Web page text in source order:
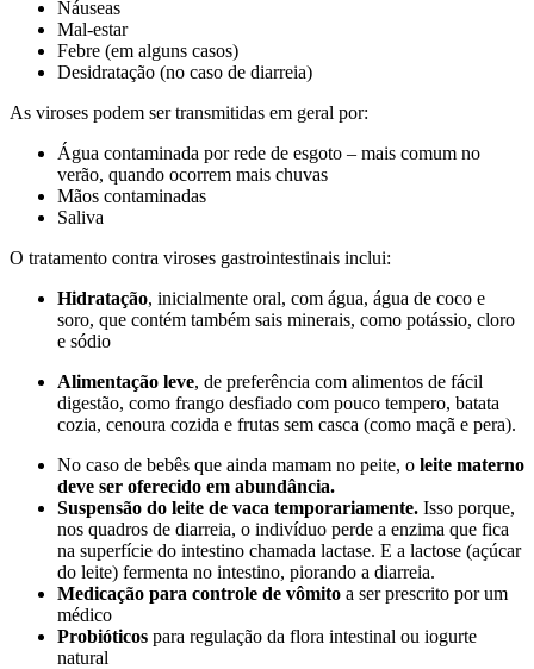
Náuseas
Mal-estar
Febre (em alguns casos)
Desidratação (no caso de diarreia)
As viroses podem ser transmitidas em geral por:
Água contaminada por rede de esgoto – mais comum no
verão, quando ocorrem mais chuvas
Mãos contaminadas
Saliva
O tratamento contra viroses gastrointestinais inclui:
Hidratação, inicialmente oral, com água, água de coco e
soro, que contém também sais minerais, como potássio, cloro
e sódio
Alimentação leve, de preferência com alimentos de fácil
digestão, como frango desfiado com pouco tempero, batata
cozia, cenoura cozida e frutas sem casca (como maçã e pera).
No caso de bebês que ainda mamam no peite, o leite materno
deve ser oferecido em abundância.
Suspensão do leite de vaca temporariamente. Isso porque,
nos quadros de diarreia, o indivíduo perde a enzima que fica
na superfície do intestino chamada lactase. E a lactose (açúcar
do leite) fermenta no intestino, piorando a diarreia.
Medicação para controle de vômito a ser prescrito por um
médico
Probióticos para regulação da flora intestinal ou iogurte
natural